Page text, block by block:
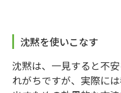
沈黙を使いこなす
沈黙は、一見すると不
れがちですが、実際に